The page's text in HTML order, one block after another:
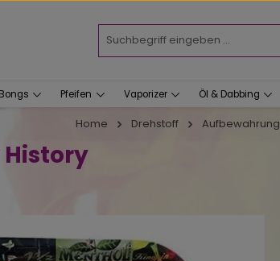
Bongs Pfeifen Vaporizer Öl & Dabbing
Home Drehstoff Aufbewahrung
History